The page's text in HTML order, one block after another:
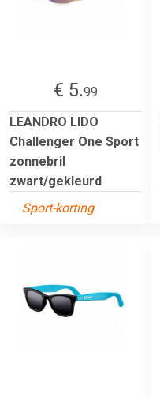
€ 5.99
LEANDRO LIDO
Challenger One Sport
zonnebril
zwart/gekleurd
Sport-korting